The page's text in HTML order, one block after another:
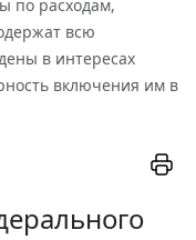
по расходам,
всю
в интересах
включения им в